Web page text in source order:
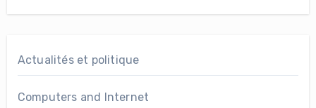
Actualités et politique
Computers and Internet